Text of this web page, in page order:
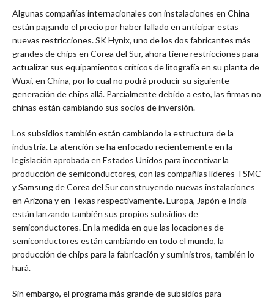
Algunas compañías internacionales con instalaciones en China
están pagando el precio por haber fallado en anticipar estas
nuevas restricciones. SK Hynix, uno de los dos fabricantes más
grandes de chips en Corea del Sur, ahora tiene restricciones para
actualizar sus equipamientos críticos de litografía en su planta de
Wuxi, en China, por lo cual no podrá producir su siguiente
generación de chips allá. Parcialmente debido a esto, las firmas no
chinas están cambiando sus socios de inversión.
Los subsidios también están cambiando la estructura de la
industria. La atención se ha enfocado recientemente en la
legislación aprobada en Estados Unidos para incentivar la
producción de semiconductores, con las compañías líderes TSMC
y Samsung de Corea del Sur construyendo nuevas instalaciones
en Arizona y en Texas respectivamente. Europa, Japón e India
están lanzando también sus propios subsidios de
semiconductores. En la medida en que las locaciones de
semiconductores están cambiando en todo el mundo, la
producción de chips para la fabricación y suministros, también lo
hará.
Sin embargo, el programa más grande de subsidios para